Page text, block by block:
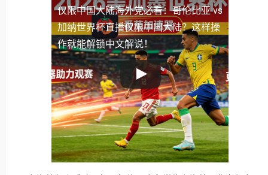
仅限中国大陆海外党必看：哥伦比亚 vs
加纳世界杯直播仅限中国大陆？这样操
作就能解锁中文解说！